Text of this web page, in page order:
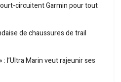
circuitent Garmin pour tout
de chaussures de trail
l’Ultra Marin veut rajeunir ses